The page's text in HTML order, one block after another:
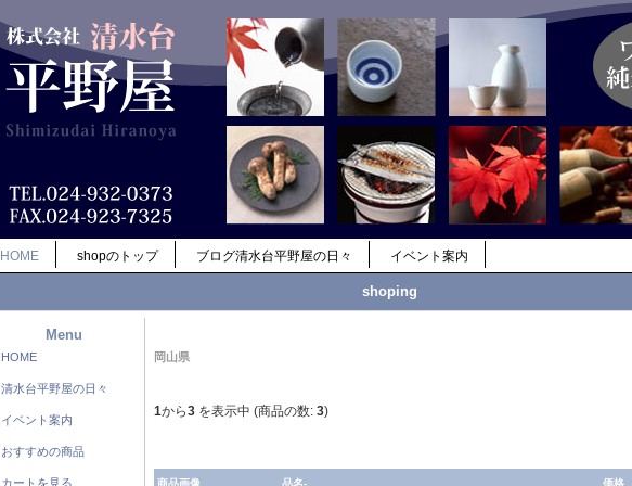
HOME shopのトップ ブログ清水台平野屋の日々 イベント案内
shoping
Menu
HOME
清水台平野屋の日々
イベント案内
おすすめの商品
カートを見る
岡山県
1から3 を表示中 (商品の数: 3)
商品画像 品名- 価格